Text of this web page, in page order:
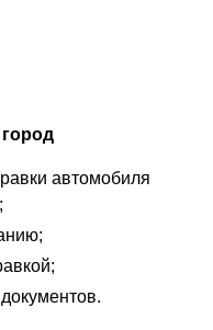
автомобиля